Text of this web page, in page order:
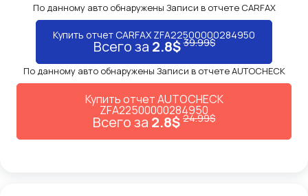
По данному авто обнаружены Записи в отчете CARFAX
Купить отчет CARFAX ZFA22500000284950
Всего за 2.8$39.99$
По данному авто обнаружены Записи в отчете AUTOCHECK
Купить отчет AUTOCHECK
ZFA22500000284950
Всего за 2.8$24.99$